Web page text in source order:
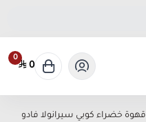
0
0
قهوة خضراء كوبي سيرانولا فادو